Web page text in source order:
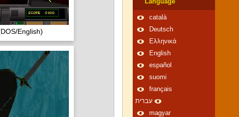
English)
Language
català
Deutsch
Ελληνικά
English
español
suomi
français
עברית
magyar